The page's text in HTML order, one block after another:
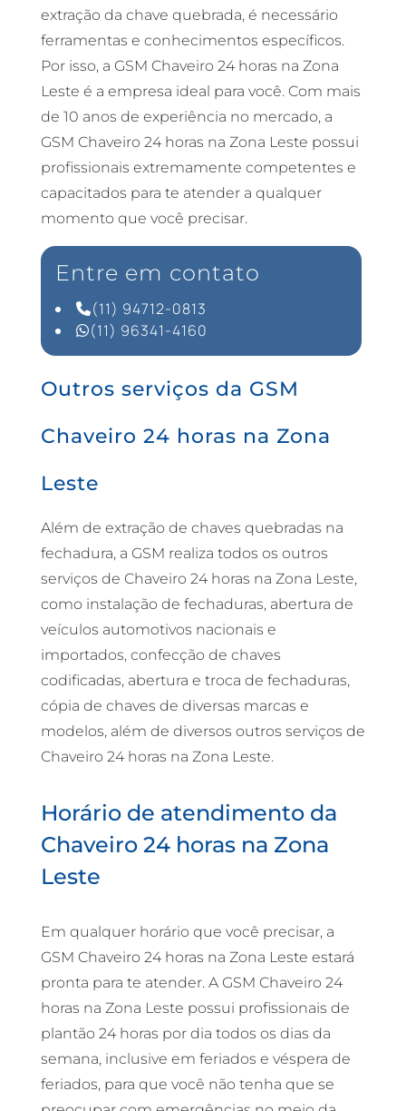
extração da chave quebrada, é necessário
ferramentas e conhecimentos específicos.
Por isso, a GSM Chaveiro 24 horas na Zona
Leste é a empresa ideal para você. Com mais
de 10 anos de experiência no mercado, a
GSM Chaveiro 24 horas na Zona Leste possui
profissionais extremamente competentes e
capacitados para te atender a qualquer
momento que você precisar.
Entre em contato
(11) 94712-0813
(11) 96341-4160
Outros serviços da GSM
Chaveiro 24 horas na Zona
Leste
Além de extração de chaves quebradas na
fechadura, a GSM realiza todos os outros
serviços de Chaveiro 24 horas na Zona Leste,
como instalação de fechaduras, abertura de
veículos automotivos nacionais e
importados, confecção de chaves
codificadas, abertura e troca de fechaduras,
cópia de chaves de diversas marcas e
modelos, além de diversos outros serviços de
Chaveiro 24 horas na Zona Leste.
Horário de atendimento da
Chaveiro 24 horas na Zona
Leste
Em qualquer horário que você precisar, a
GSM Chaveiro 24 horas na Zona Leste estará
pronta para te atender. A GSM Chaveiro 24
horas na Zona Leste possui profissionais de
plantão 24 horas por dia todos os dias da
semana, inclusive em feriados e véspera de
feriados, para que você não tenha que se